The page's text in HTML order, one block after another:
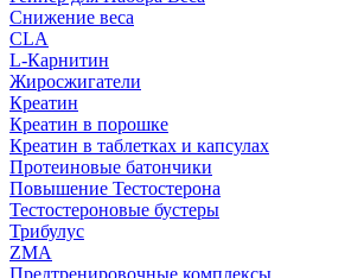
Снижение веса
CLA
L-Карнитин
Жиросжигатели
Креатин
Креатин в порошке
Креатин в таблетках и капсулах
Протеиновые батончики
Повышение Тестостерона
Тестостероновые бустеры
Трибулус
ZMA
Предтренировочные комплексы